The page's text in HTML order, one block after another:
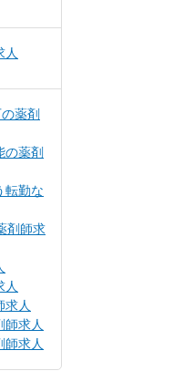
人
薬剤
の薬剤
転勤な
剤師求
人
求人
師求人
師求人